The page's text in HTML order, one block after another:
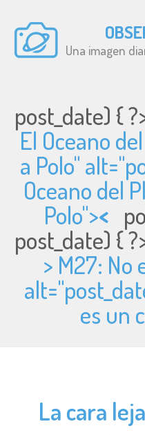
Una imagen
post_date) {
El Oceano
a Polo" alt="
Oceano del
Polo"><
post_date) {
> M27: No
alt="
es un
La cara